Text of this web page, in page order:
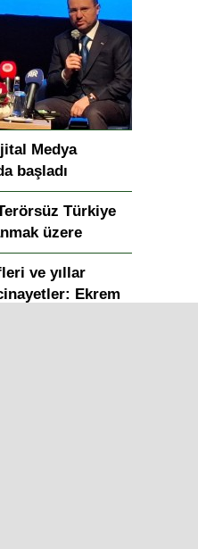
Medya
başladı
Türkiye
üzere
ve yıllar
Ekrem